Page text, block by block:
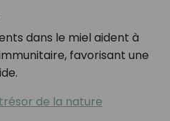
dans le miel aident à
favorisant une
de la nature